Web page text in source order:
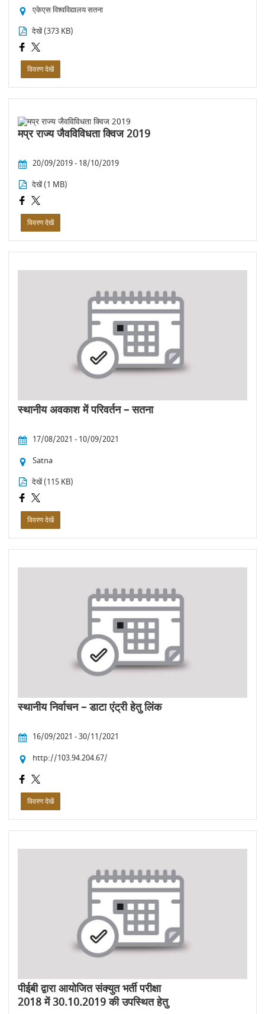
एकेएस विश्वविद्यालय सतना
देखें (373 KB)
विवरण देखें
मप्र राज्य जैवविविधता क्विज 2019
20/09/2019 - 18/10/2019
देखें (1 MB)
विवरण देखें
स्थानीय अवकाश में परिवर्तन – सतना
17/08/2021 - 10/09/2021
Satna
देखें (115 KB)
विवरण देखें
स्थानीय निर्वाचन – डाटा एंट्री हेतु लिंक
16/09/2021 - 30/11/2021
http://103.94.204.67/
विवरण देखें
पीईबी द्वारा आयोजित संक्युत भर्ती परीक्षा
2018 में 30.10.2019 की उपस्थित हेतु